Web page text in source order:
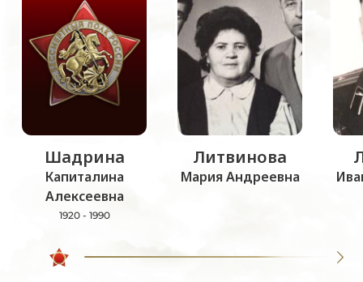
Шадрина
Капиталина
Алексеевна
1920 - 1990
Литвинова
Мария Андреевна